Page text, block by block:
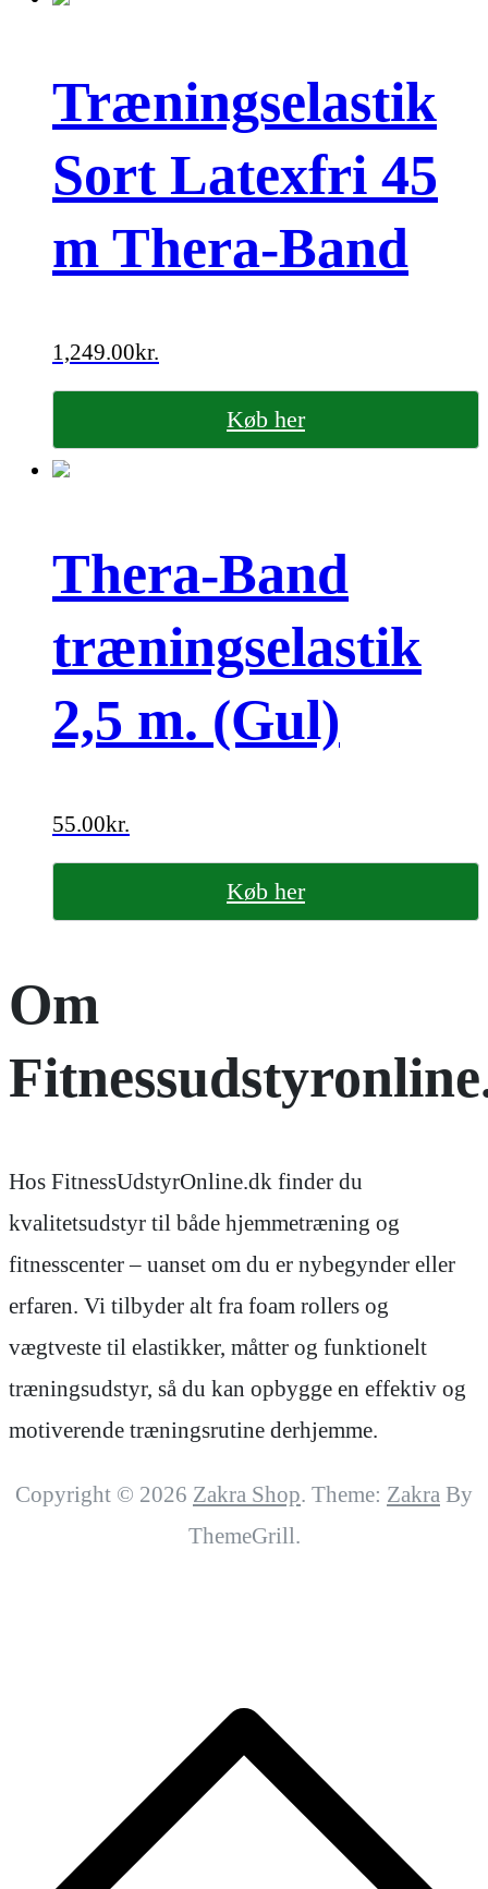
Træningselastik
Sort Latexfri 45
m Thera-Band
1,249.00kr.
Køb her
Thera-Band
træningselastik
2,5 m. (Gul)
55.00kr.
Køb her
Om
Hos FitnessUdstyrOnline.dk finder du
kvalitetsudstyr til både hjemmetræning og
fitnesscenter – uanset om du er nybegynder eller
erfaren. Vi tilbyder alt fra foam rollers og
vægtveste til elastikker, måtter og funktionelt
træningsudstyr, så du kan opbygge en effektiv og
motiverende træningsrutine derhjemme.
Copyright © 2026 Zakra Shop. Theme: Zakra By
ThemeGrill.